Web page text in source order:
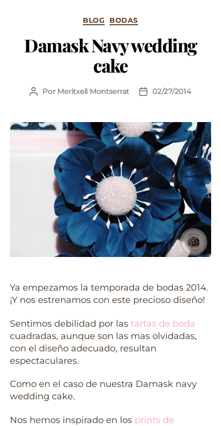
BLOG BODAS
Damask Navy wedding
cake
Por Meritxell Montserrat 02/27/2014
Ya empezamos la temporada de bodas 2014.
¡Y nos estrenamos con este precioso diseño!
Sentimos debilidad por las tartas de boda
cuadradas, aunque son las mas olvidadas,
con el diseño adecuado, resultan
espectaculares.
Como en el caso de nuestra Damask navy
wedding cake.
Nos hemos inspirado en los prints de